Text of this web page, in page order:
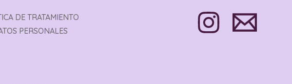
DE TRATAMIENTO
PERSONALES